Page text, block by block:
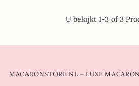
U bekijkt 1-3 of 3
MACARONSTORE.NL – LUXE